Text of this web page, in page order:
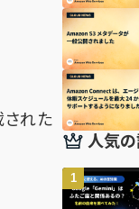
された
人気